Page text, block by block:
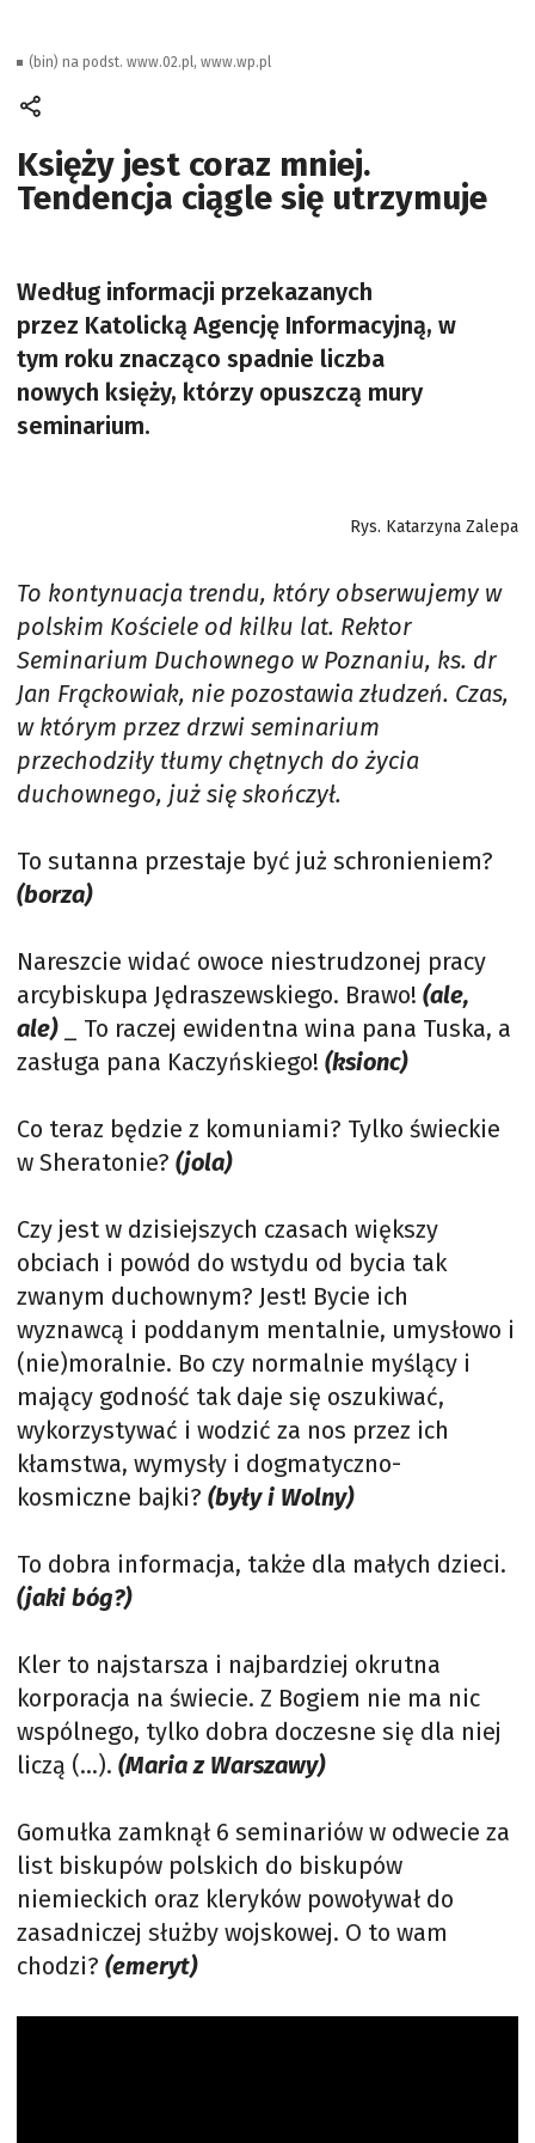
Księży jest coraz mniej.
Tendencja ciągle się utrzymuje
Według informacji przekazanych
przez Katolicką Agencję Informacyjną, w
tym roku znacząco spadnie liczba
nowych księży, którzy opuszczą mury
seminarium.
Rys. Katarzyna Zalepa
To kontynuacja trendu, który obserwujemy w
polskim Kościele od kilku lat. Rektor
Seminarium Duchownego w Poznaniu, ks. dr
Jan Frąckowiak, nie pozostawia złudzeń. Czas,
w którym przez drzwi seminarium
przechodziły tłumy chętnych do życia
duchownego, już się skończył.
To sutanna przestaje być już schronieniem?
(borza)
Nareszcie widać owoce niestrudzonej pracy
arcybiskupa Jędraszewskiego. Brawo! (ale,
ale)
_ To raczej ewidentna wina pana Tuska, a
zasługa pana Kaczyńskiego! (ksionc)
Co teraz będzie z komuniami? Tylko świeckie
w Sheratonie? (jola)
Czy jest w dzisiejszych czasach większy
obciach i powód do wstydu od bycia tak
zwanym duchownym? Jest! Bycie ich
wyznawcą i poddanym mentalnie, umysłowo i
(nie)moralnie. Bo czy normalnie myślący i
mający godność tak daje się oszukiwać,
wykorzystywać i wodzić za nos przez ich
kłamstwa, wymysły i dogmatyczno-
kosmiczne bajki? (były i Wolny)
To dobra informacja, także dla małych dzieci.
(jaki bóg?)
Kler to najstarsza i najbardziej okrutna
korporacja na świecie. Z Bogiem nie ma nic
wspólnego, tylko dobra doczesne się dla niej
liczą (…). (Maria z Warszawy)
Gomułka zamknął 6 seminariów w odwecie za
list biskupów polskich do biskupów
niemieckich oraz kleryków powoływał do
zasadniczej służby wojskowej. O to wam
chodzi? (emeryt)
(bin) na podst. www.02.pl, www.wp.pl